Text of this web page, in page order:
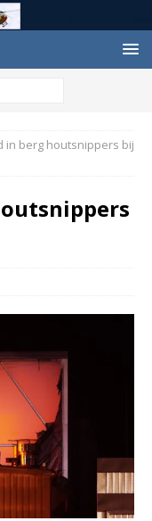
in berg houtsnippers bij